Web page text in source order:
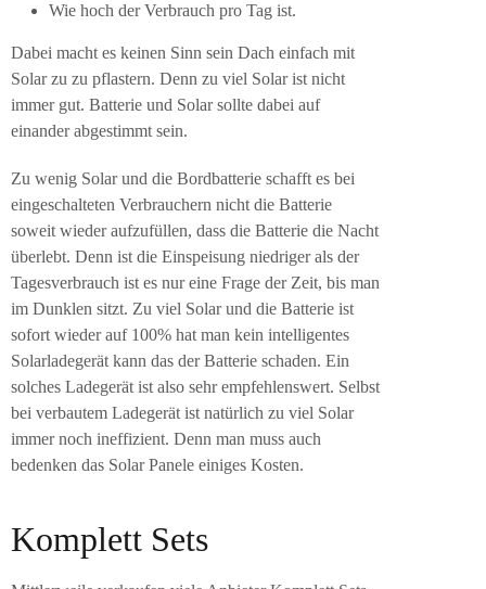
Wie hoch der Verbrauch pro Tag ist.
Dabei macht es keinen Sinn sein Dach einfach mit
Solar zu zu pflastern. Denn zu viel Solar ist nicht
immer gut. Batterie und Solar sollte dabei auf
einander abgestimmt sein.
Zu wenig Solar und die Bordbatterie schafft es bei
eingeschalteten Verbrauchern nicht die Batterie
soweit wieder aufzufüllen, dass die Batterie die Nacht
überlebt. Denn ist die Einspeisung niedriger als der
Tagesverbrauch ist es nur eine Frage der Zeit, bis man
im Dunklen sitzt. Zu viel Solar und die Batterie ist
sofort wieder auf 100% hat man kein intelligentes
Solarladegerät kann das der Batterie schaden. Ein
solches Ladegerät ist also sehr empfehlenswert. Selbst
bei verbautem Ladegerät ist natürlich zu viel Solar
immer noch ineffizient. Denn man muss auch
bedenken das Solar Panele einiges Kosten.
Komplett Sets